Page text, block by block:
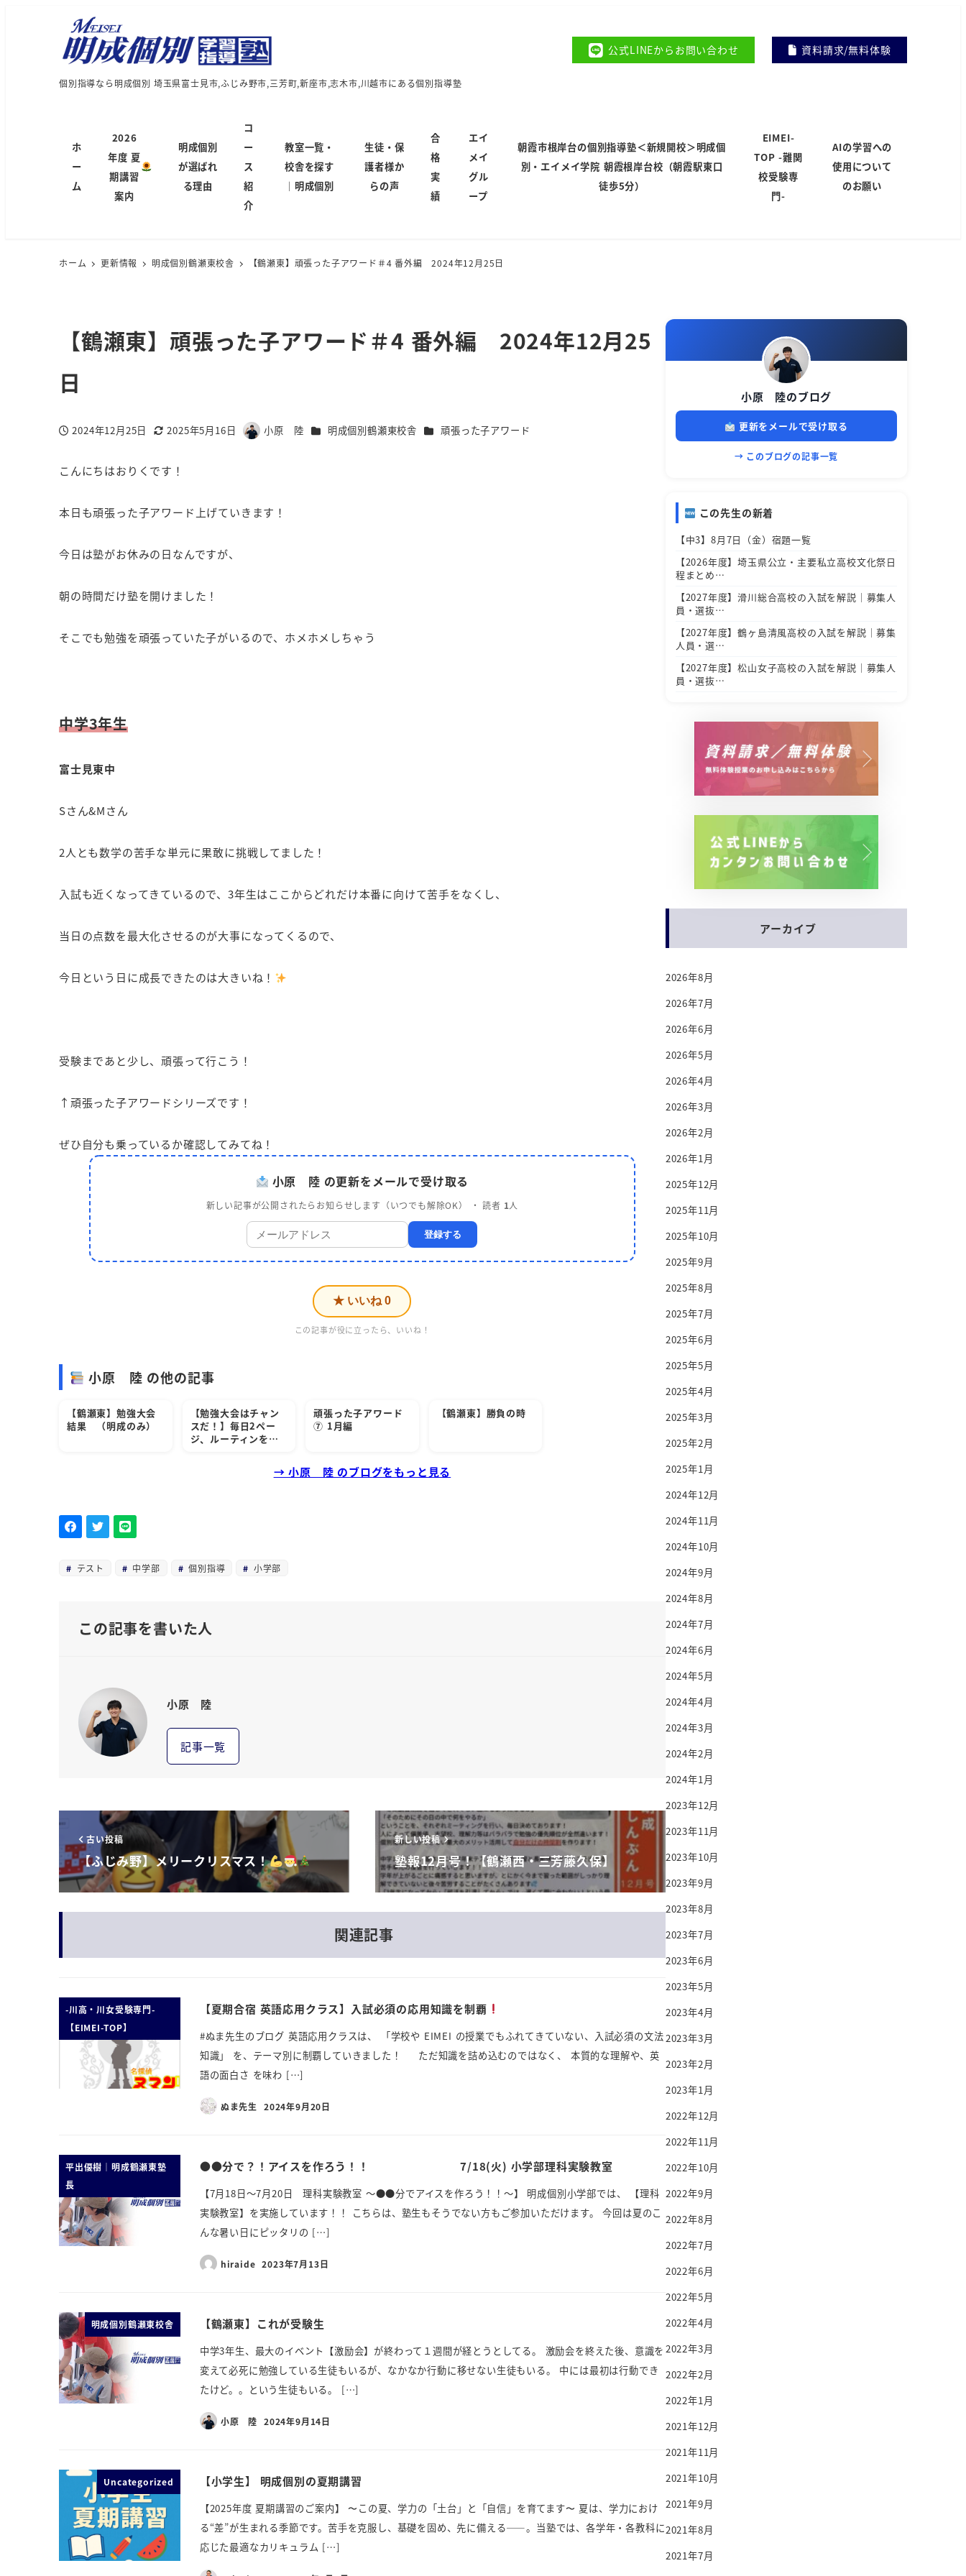
個別指導なら明成個別 埼玉県富士見市,ふじみ野市,三芳町,新座市,志木市,川越市にある個別指導塾
公式LINEからお問い合わせ 資料請求/無料体験
ホ
ー
ム
2026
年度 夏
期講習
案内
明成個別
が選ばれ
る理由
コ
ー
ス
紹
介
教室一覧・
校舎を探す
｜明成個別
生徒・保
護者様か
らの声
合
格
実
績
エイ
メイ
グル
ープ
朝霞市根岸台の個別指導塾＜新規開校＞明成個
別・エイメイ学院 朝霞根岸台校（朝霞駅東口
徒歩5分）
EIMEI-
TOP -難関
校受験専
門-
AIの学習への
使用について
のお願い
ホーム 更新情報 明成個別鶴瀬東校舎 【鶴瀬東】頑張った子アワード＃4 番外編 2024年12月25日
【鶴瀬東】頑張った子アワード＃4 番外編 2024年12月25
日
投稿日
2024年12月25日
更新日
2025年5月16日
著
小原 陸 カテゴリー
明成個別鶴瀬東校舎 カテゴリー
頑張った子アワード
こんにちはおりくです！
本日も頑張った子アワード上げていきます！
今日は塾がお休みの日なんですが、
朝の時間だけ塾を開けました！
そこでも勉強を頑張っていた子がいるので、ホメホメしちゃう
中学3年生
富士見東中
Sさん&Mさん
2人とも数学の苦手な単元に果敢に挑戦してました！
入試も近くなってきているので、3年生はここからどれだけ本番に向けて苦手をなくし、
当日の点数を最大化させるのが大事になってくるので、
今日という日に成長できたのは大きいね！
受験まであと少し、頑張って行こう！
↑頑張った子アワードシリーズです！
ぜひ自分も乗っているか確認してみてね！
小原 陸 の更新をメールで受け取る
新しい記事が公開されたらお知らせします（いつでも解除OK） ・ 読者 1人
登録する
★ いいね0
この記事が役に立ったら、いいね！
小原 陸 の他の記事
【鶴瀬東】勉強大会
結果 （明成のみ）
【勉強大会はチャン
スだ！】毎日2ペー
ジ、ルーティンを…
頑張った子アワード
⑦ 1月編
【鶴瀬東】勝負の時
→ 小原 陸 のブログをもっと見る
テスト 中学部 個別指導 小学部
この記事を書いた人
小原 陸
記事一覧
古い投稿
【ふじみ野】メリークリスマス！
新しい投稿
塾報12月号！【鶴瀬西・三芳藤久保】
関連記事
-川高・川女受験専門-
【EIMEI-TOP】
【夏期合宿 英語応用クラス】入試必須の応用知識を制覇
#ぬま先生のブログ 英語応用クラスは、 「学校や EIMEI の授業でもふれてきていない、入試必須の文法
知識」 を、テーマ別に制覇していきました！ ただ知識を詰め込むのではなく、 本質的な理解や、英
語の面白さ を味わ […]
ぬま先生 2024年9月20日
平出優樹｜明成鶴瀬東塾
長
●●分で？！アイスを作ろう！！ 7/18(火) 小学部理科実験教室
【7月18日～7月20日 理科実験教室 ～●●分でアイスを作ろう！！～】 明成個別小学部では、 【理科
実験教室】を実施しています！！ こちらは、塾生もそうでない方もご参加いただけます。 今回は夏のこ
んな暑い日にピッタリの […]
hiraide 2023年7月13日
明成個別鶴瀬東校舎 【鶴瀬東】これが受験生
中学3年生、最大のイベント【激励会】が終わって１週間が経とうとしてる。 激励会を終えた後、意識を
変えて必死に勉強している生徒もいるが、なかなか行動に移せない生徒もいる。 中には最初は行動でき
たけど。。という生徒もいる。 […]
小原 陸 2024年9月14日
Uncategorized 【小学生】 明成個別の夏期講習
【2025年度 夏期講習のご案内】 〜この夏、学力の「土台」と「自信」を育てます〜 夏は、学力におけ
る“差”が生まれる季節です。苦手を克服し、基礎を固め、先に備える――。当塾では、各学年・各教科に
応じた最適なカリキュラム […]
小原 陸のブログ
更新をメールで受け取る
→ このブログの記事一覧
この先生の新着
【中3】8月7日（金）宿題一覧
【2026年度】埼玉県公立・主要私立高校文化祭日
程まとめ…
【2027年度】滑川総合高校の入試を解説｜募集人
員・選抜…
【2027年度】鶴ヶ島清風高校の入試を解説｜募集
人員・選…
【2027年度】松山女子高校の入試を解説｜募集人
員・選抜…
アーカイブ
2026年8月
2026年7月
2026年6月
2026年5月
2026年4月
2026年3月
2026年2月
2026年1月
2025年12月
2025年11月
2025年10月
2025年9月
2025年8月
2025年7月
2025年6月
2025年5月
2025年4月
2025年3月
2025年2月
2025年1月
2024年12月
2024年11月
2024年10月
2024年9月
2024年8月
2024年7月
2024年6月
2024年5月
2024年4月
2024年3月
2024年2月
2024年1月
2023年12月
2023年11月
2023年10月
2023年9月
2023年8月
2023年7月
2023年6月
2023年5月
2023年4月
2023年3月
2023年2月
2023年1月
2022年12月
2022年11月
2022年10月
2022年9月
2022年8月
2022年7月
2022年6月
2022年5月
2022年4月
2022年3月
2022年2月
2022年1月
2021年12月
2021年11月
2021年10月
2021年9月
2021年8月
2021年7月